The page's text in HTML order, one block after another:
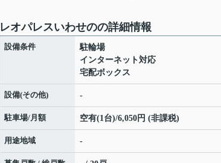
レオパレスいわせのの詳細情報
設備条件
駐輪場
インターネット対応
宅配ボックス
設備(その他) -
駐車場/月額 空有(1台)/6,050円 (非課税)
用途地域 -